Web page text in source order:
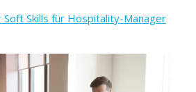
Skills für Hospitality-Manager